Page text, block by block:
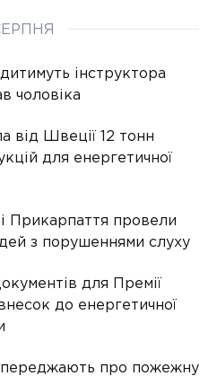
інструктора
чоловіка
від Швеції 12 тонн
для енергетичної
Прикарпаття провели
з порушеннями слуху
для Премії
до енергетичної
про пожежну